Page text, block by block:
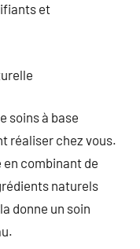
et
soins à base
réaliser chez vous.
en combinant de
naturels
donne un soin